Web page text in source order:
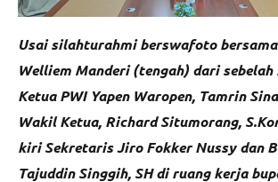
Usai silahturahmi berswafoto
Welliem Manderi (tengah) dari sebelah
Ketua PWI Yapen Waropen, Tamrin
Wakil Ketua, Richard Situmorang,
kiri Sekretaris Jiro Fokker Nussy dan
Tajuddin Singgih, SH di ruang kerja